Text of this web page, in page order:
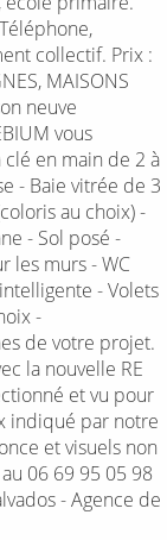
collectif. Prix :
MAISONS
neuve
vous
en main de 2 à
- Baie vitrée de 3
au choix) -
- Sol posé -
les murs - WC
- Volets
-
de votre projet.
la nouvelle RE
et vu pour
indiqué par notre
et visuels non
06 69 95 05 98
- Agence de